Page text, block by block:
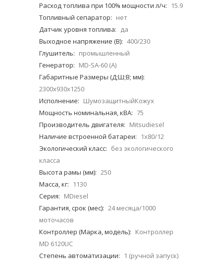
Расход топлива при 100% мощности л/ч:
15.9
Топливный сепаратор: нет
Датчик уровня топлива: да
Выходное напряжение (В): 400/230
Глушитель: промышленный
Генератор: MD-SA-60 (A)
Габаритные Размеры (Д;Ш;В; мм):
2300x930x1250
Исполнение: ШумозащитныйКожух
Мощность номинальная, кВА: 75
Производитель двигателя: Mitsudiesel
Наличие встроенной батареи:
1x80/12
Экологический класс: без экологического
класса
Высота рамы (мм): 250
Масса, кг:
1130
Серия: MDiesel
Гарантия, срок (мес): 24 месяца/1000
моточасов
Контроллер (Марка, модель): Контроллер
MD 6120UC
Степень автоматизации:
1 (ручной запуск)